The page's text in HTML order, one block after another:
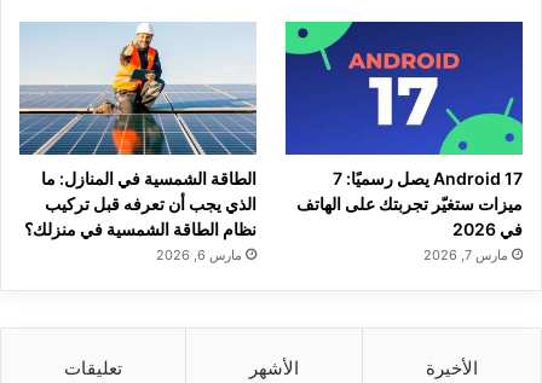
Android 17 يصل رسميًا: 7
ميزات ستغيّر تجربتك على الهاتف
في 2026
مارس 7, 2026
الطاقة الشمسية في المنازل: ما
الذي يجب أن تعرفه قبل تركيب
نظام الطاقة الشمسية في منزلك؟
مارس 6, 2026
الأخيرة الأشهر تعليقات